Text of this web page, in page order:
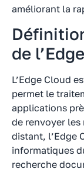
améliorant la
de
L’Edge Cloud
permet le
applications
de renvoyer les
distant, l’Edge
informatiques
recherche